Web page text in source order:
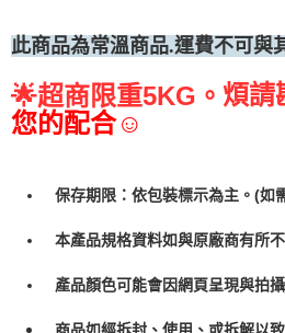
此商品為常溫商品.運費不可與
🌟超商限重5KG。 煩請
您的配合☺
保存期限：依包裝標示為主。(如
本產品規格資料如與原廠商有所
產品顏色可能會因網頁呈現與拍
商品如經拆封、使用、或拆解以